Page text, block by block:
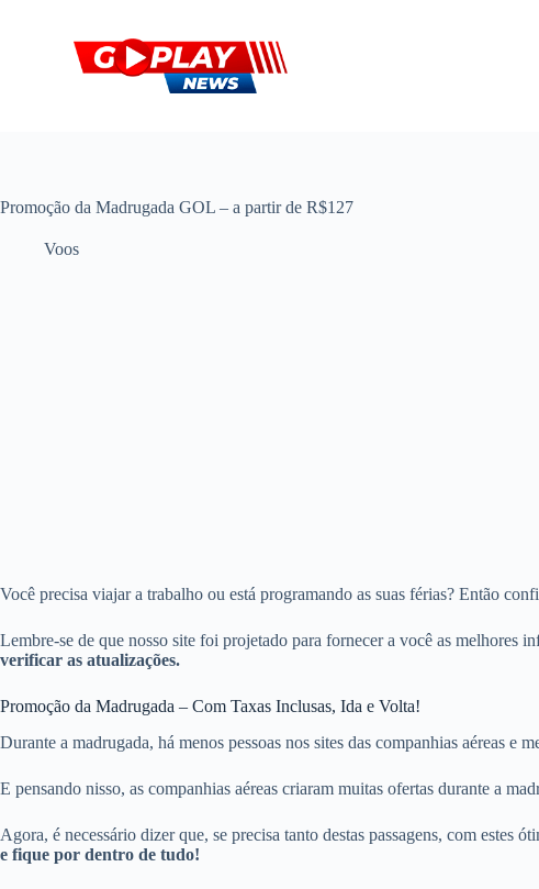
c
Promoção da Madrugada GOL – a partir de R$127
Voos
Você precisa viajar a trabalho ou está programando as suas férias? Então
Lembre-se de que nosso site foi projetado para fornecer a você as melhores
verificar as atualizações.
Promoção da Madrugada – Com Taxas Inclusas, Ida e Volta!
Durante a madrugada, há menos pessoas nos sites das companhias aéreas e
E pensando nisso, as companhias aéreas criaram muitas ofertas durante a
Agora, é necessário dizer que, se precisa tanto destas passagens, com estes
e fique por dentro de tudo!